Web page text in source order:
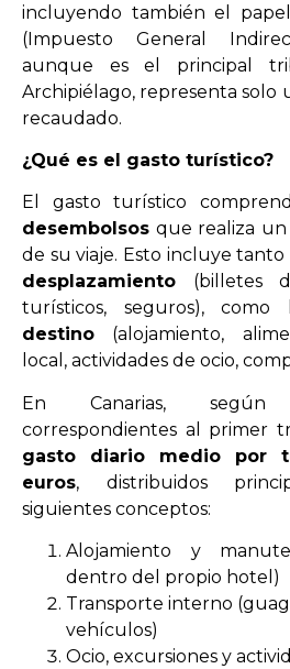
incluyendo también el
(Impuesto General
aunque es el principal
Archipiélago, representa solo
recaudado.
¿Qué es el gasto turístico?
El gasto turístico
desembolsos que realiza
de su viaje. Esto incluye tanto
desplazamiento (billetes
turísticos, seguros), como
destino (alojamiento,
local, actividades de ocio,
En Canarias, según
correspondientes al primer
gasto diario medio por
euros, distribuidos
siguientes conceptos:
Alojamiento y
dentro del propio hotel)
Transporte interno
vehículos)
Ocio, excursiones y